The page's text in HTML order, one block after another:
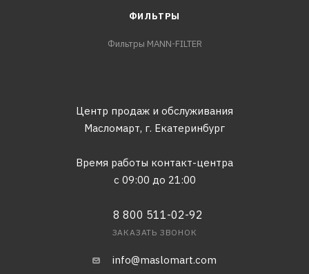
ФИЛЬТРЫ
Фильтры MANN-FILTER
Центр продаж и обслуживания
Масломарт, г. Екатеринбург
Время работы контакт-центра
с 09:00 до 21:00
8 800 511-02-92
ЗАКАЗАТЬ ЗВОНОК
info@maslomart.com